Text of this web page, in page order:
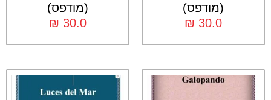
(מודפס)
₪ 30.0
(מודפס)
₪ 30.0